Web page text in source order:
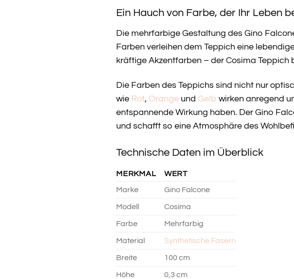
Ein Hauch von Farbe, der Ihr Leben
Die mehrfarbige Gestaltung des Gino
Farben verleihen dem Teppich eine
kräftige Akzentfarben – der Cosima
Die Farben des Teppichs sind nicht nur
wie Rot, Orange und Gelb wirken anregend
entspannende Wirkung haben. Der Gino
und schafft so eine Atmosphäre des
Technische Daten im Überblick
MERKMAL WERT
Marke Gino Falcone
Modell Cosima
Farbe Mehrfarbig
Material Synthetische Fasern
Breite 100 cm
Höhe 0,3 cm